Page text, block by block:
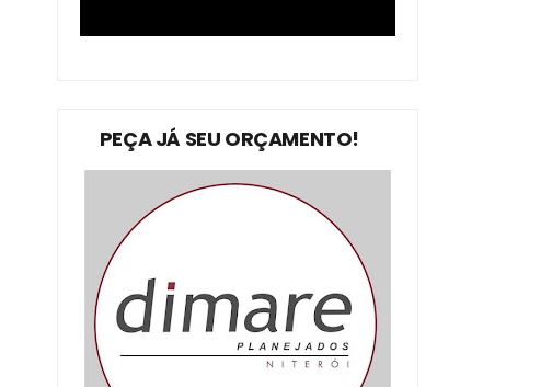
PEÇA JÁ SEU ORÇAMENTO!